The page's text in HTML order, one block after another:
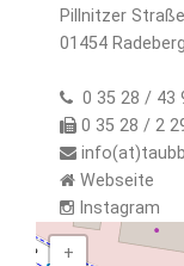
Pillnitzer
01454 Radeberg
0 35 28 / 43
0 35 28 / 2
Webseite
Instagram
+